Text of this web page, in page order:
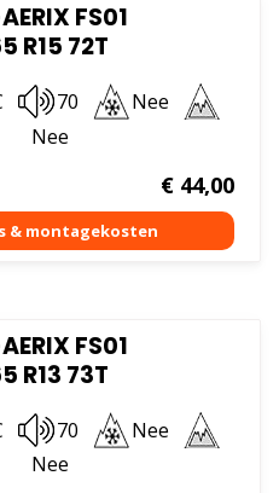
FS01
R15 72T
70
Nee
Nee
€44,00
FS01
R13 73T
70
Nee
Nee